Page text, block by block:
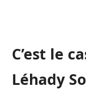
C’est le
Léhady